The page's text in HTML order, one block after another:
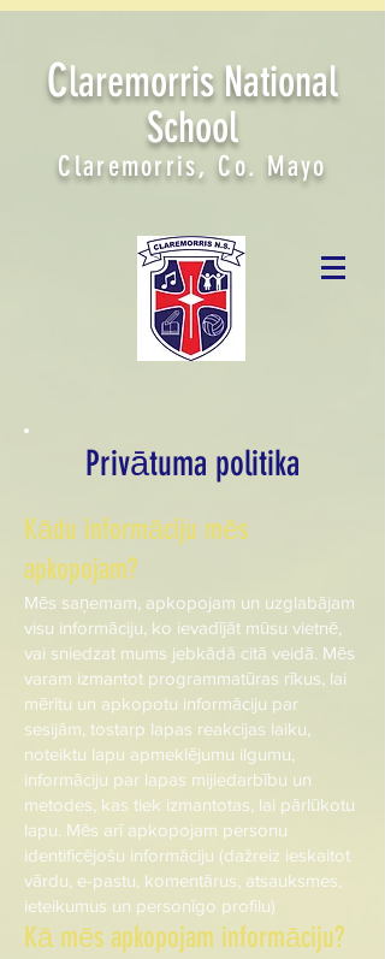
Claremorris National
School
Claremorris, Co. Mayo
Privātuma politika
Kādu informāciju mēs
apkopojam?
Mēs saņemam, apkopojam un uzglabājam
visu informāciju, ko ievadījāt mūsu vietnē,
vai sniedzat mums jebkādā citā veidā. Mēs
varam izmantot programmatūras rīkus, lai
mērītu un apkopotu informāciju par
sesijām, tostarp lapas reakcijas laiku,
noteiktu lapu apmeklējumu ilgumu,
informāciju par lapas mijiedarbību un
metodes, kas tiek izmantotas, lai pārlūkotu
lapu. Mēs arī apkopojam personu
identificējošu informāciju (dažreiz ieskaitot
vārdu, e-pastu, komentārus, atsauksmes,
ieteikumus un personīgo profilu)
Kā mēs apkopojam informāciju?